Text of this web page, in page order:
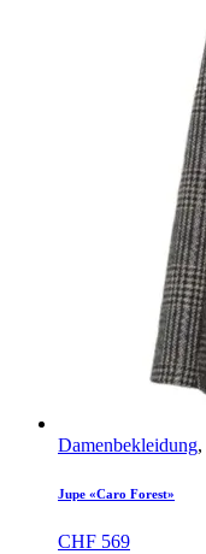
Damenbekleidung,
Jupe «Caro Forest»
CHF 569